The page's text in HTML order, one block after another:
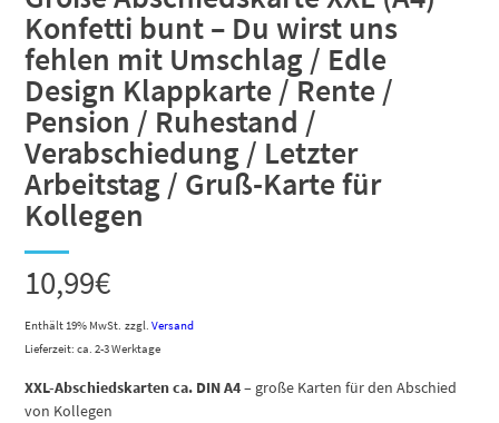
Konfetti bunt – Du wirst uns
fehlen mit Umschlag / Edle
Design Klappkarte / Rente /
Pension / Ruhestand /
Verabschiedung / Letzter
Arbeitstag / Gruß-Karte für
Kollegen
10,99€
Enthält 19% MwSt. zzgl.Versand
Lieferzeit: ca. 2-3 Werktage
XXL-Abschiedskarten ca. DIN A4– große Karten für den Abschied
von Kollegen